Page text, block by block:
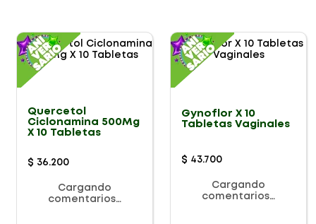
Quercetol
Ciclonamina 500Mg
X 10 Tabletas
$ 36.200
Cargando
comentarios…
Gynoflor X 10
Tabletas Vaginales
$ 43.700
Cargando
comentarios…